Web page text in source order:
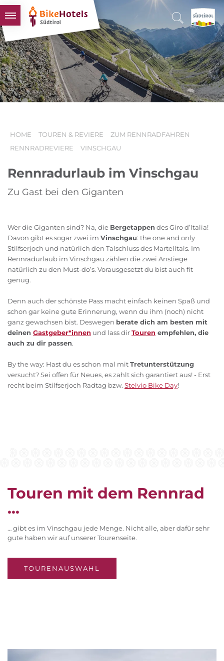
BIKEHOTELS
HOTELS & PAKETE
TOUREN & REVIERE
SÜDTIROL & WIR
HOME TOUREN & REVIERE
ZUM RENNRADFAHREN
RENNRADREVIERE
VINSCHGAU
Rennradurlaub im Vinschgau
Zu Gast bei den Giganten
Wer die Giganten sind? Na, die Bergetappen des Giro d’Italia!
Davon gibt es sogar zwei im Vinschgau: the one and only
Stilfserjoch und natürlich den Talschluss des Martelltals. Im
Rennradurlaub im Vinschgau zählen die zwei Anstiege
natürlich zu den Must-do’s. Vorausgesetzt du bist auch fit
genug.
Denn auch der schönste Pass macht einfach keinen Spaß und
schon gar keine gute Erinnerung, wenn du ihm (noch) nicht
ganz gewachsen bist. Deswegen berate dich am besten mit
deinen Gastgeber*innen und lass dirTouren empfehlen, die
auch zu dir passen.
By the way: Hast du es schon mal mitTretunterstützung
versucht? Sei offen für Neues, es zahlt sich garantiert aus! - Erst
recht beim Stilfserjoch Radtag bzw. Stelvio Bike Day!
Touren mit dem Rennrad
...
… gibt es im Vinschgau jede Menge. Nicht alle, aber dafür sehr
gute haben wir auf unserer Tourenseite.
TOURENAUSWAHL